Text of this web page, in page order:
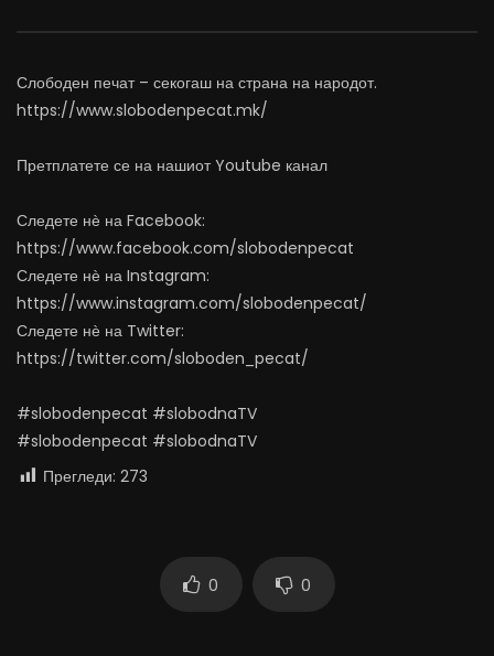
Слободен печат – секогаш на страна на народот.
https://www.slobodenpecat.mk/
Претплатете се на нашиот Youtube канал
Следете нѐ на Facebook:
https://www.facebook.com/slobodenpecat
Следете нѐ на Instagram:
https://www.instagram.com/slobodenpecat/
Следете нѐ на Twitter:
https://twitter.com/sloboden_pecat/
#slobodenpecat #slobodnaTV
#slobodenpecat #slobodnaTV
Прегледи: 273
0 0